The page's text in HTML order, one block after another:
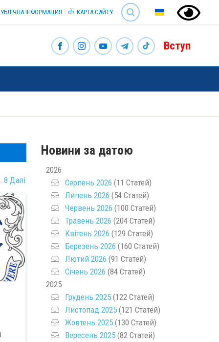
SEARCH
ІНФОРМАЦИЯ КАРТА САЙТУ
Вступ
8 Далі
Новини за датою
2026
Серпень 2026 (11 Статей)
Липень 2026 (54 Статей)
Червень 2026 (100 Статей)
Травень 2026 (204 Статей)
Квітень 2026 (129 Статей)
Березень 2026 (160 Статей)
Лютий 2026 (91 Статей)
Січень 2026 (84 Статей)
2025
Грудень 2025(122 Статей)
Листопад 2025(121 Статей)
Жовтень 2025(130 Статей)
Вересень 2025(82 Статей)